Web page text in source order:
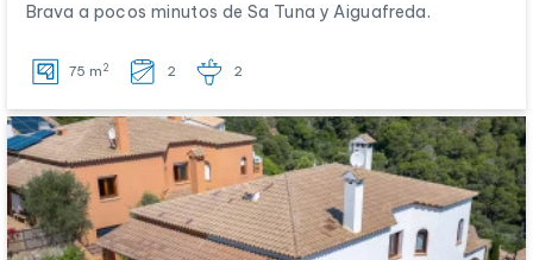
Brava a pocos minutos de Sa Tuna y Aiguafreda.
75 m 2 2 2